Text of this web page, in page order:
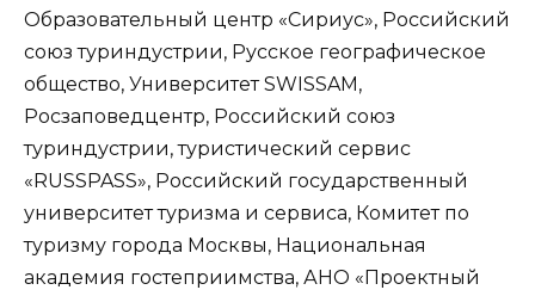
Образовательный центр «Сириус», Российский
союз туриндустрии, Русское географическое
общество, Университет SWISSAM,
Росзаповедцентр, Российский союз
туриндустрии, туристический сервис
«RUSSPASS», Российский государственный
университет туризма и сервиса, Комитет по
туризму города Москвы, Национальная
академия гостеприимства, АНО «Проектный